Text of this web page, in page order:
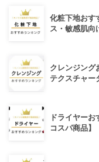
化粧下地おす
ス・敏感肌向
クレンジング
テクスチャー
ドライヤー
コスパ商品】